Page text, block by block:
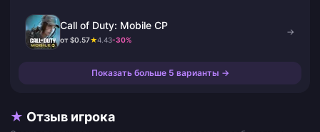
Call of Duty: Mobile CP
от $0.57★4.43-30%
→
Показать больше 5 варианты →
★ Отзыв игрока